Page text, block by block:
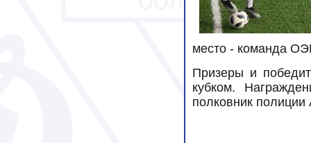
место - команда
Призеры и
кубком.
полковник